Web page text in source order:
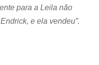
para a Leila não
e ela vendeu”.